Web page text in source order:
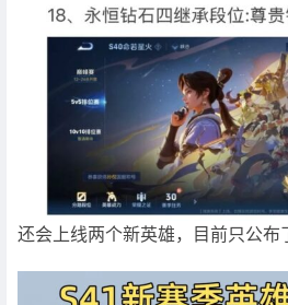
还会上线两个新英雄，目前只公布